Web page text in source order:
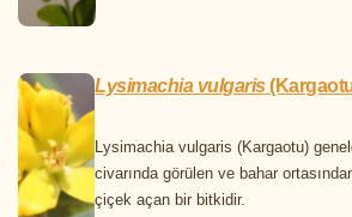
Lysimachia vulgaris
Lysimachia vulgaris (Kargaotu)
civarında görülen ve bahar
çiçek açan bir bitkidir.